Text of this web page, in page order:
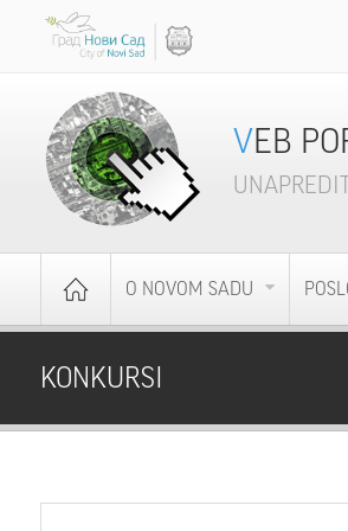
VEB
O NOVOM SADU
KONKURSI